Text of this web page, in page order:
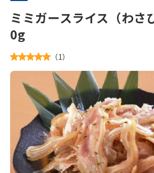
ミミガースライス（わさ
0g
（1）